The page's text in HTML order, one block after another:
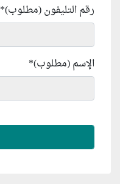
رقم التليفون (مطلوب)*
الإسم (مطلوب)*